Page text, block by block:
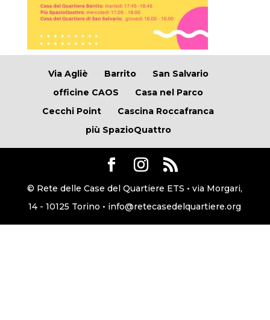
Via Agliè Barrito
San Salvario
officine CAOS
Casa nel Parco
Cecchi Point
Cascina Roccafranca
più SpazioQuattro
© Rete delle Case del Quartiere ETS • via Morgari,
14 - 10125 Torino • info@retecasedelquartiere.org